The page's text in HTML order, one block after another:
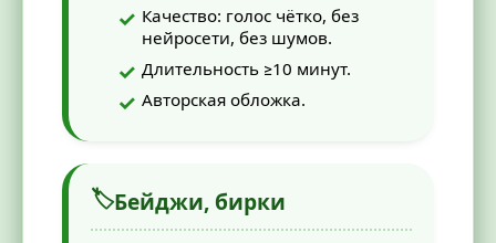
Качество: голос чётко, без
нейросети, без шумов.
Длительность ≥10 минут.
Авторская обложка.
🏷Бейджи, бирки